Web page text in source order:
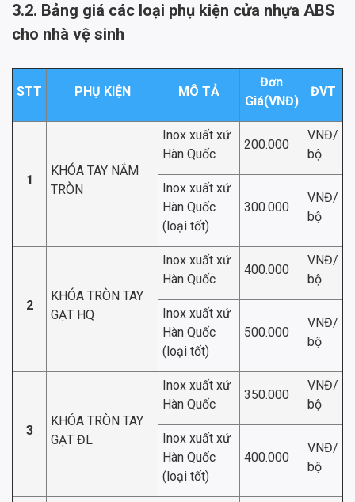
3.2. Bảng giá các loại phụ kiện cửa nhựa ABS
cho nhà vệ sinh
STT PHỤ KIỆN MÔ TẢ
Đơn
Giá(VNĐ)
ĐVT
1
KHÓA TAY NẮM
TRÒN
Inox xuất xứ
Hàn Quốc
200.000
VNĐ/
bộ
Inox xuất xứ
Hàn Quốc
(loại tốt)
300.000
VNĐ/
bộ
2
KHÓA TRÒN TAY
GẠT HQ
Inox xuất xứ
Hàn Quốc
400.000
VNĐ/
bộ
Inox xuất xứ
Hàn Quốc
(loại tốt)
500.000
VNĐ/
bộ
3
KHÓA TRÒN TAY
GẠT ĐL
Inox xuất xứ
Hàn Quốc
350.000
VNĐ/
bộ
Inox xuất xứ
Hàn Quốc
(loại tốt)
400.000
VNĐ/
bộ